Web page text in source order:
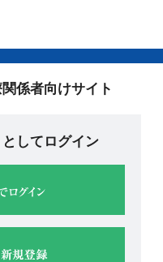
係者向けサイト
してログイン